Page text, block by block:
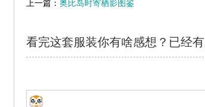
上一篇： 奥比岛时寄栖影图鉴
看完这套服装你有啥感想？已经有